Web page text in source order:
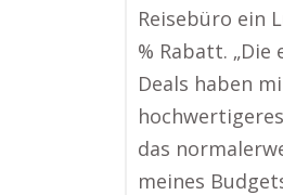
Reisebüro ein
% Rabatt. „Die
Deals haben
das
meines